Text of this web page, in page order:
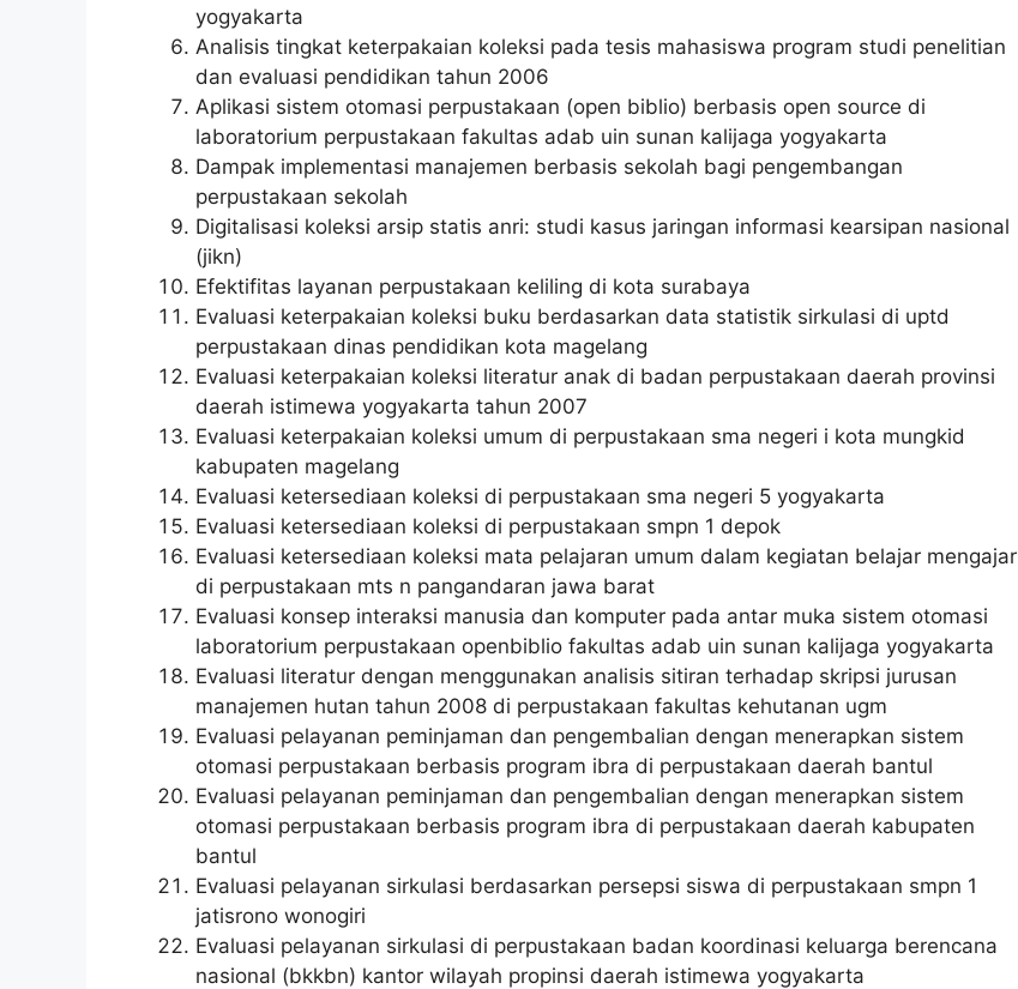
yogyakarta
Analisis tingkat keterpakaian koleksi pada tesis mahasiswa program studi penelitian
dan evaluasi pendidikan tahun 2006
Aplikasi sistem otomasi perpustakaan (open biblio) berbasis open source di
laboratorium perpustakaan fakultas adab uin sunan kalijaga yogyakarta
Dampak implementasi manajemen berbasis sekolah bagi pengembangan
perpustakaan sekolah
Digitalisasi koleksi arsip statis anri: studi kasus jaringan informasi kearsipan nasional
(jikn)
Efektifitas layanan perpustakaan keliling di kota surabaya
Evaluasi keterpakaian koleksi buku berdasarkan data statistik sirkulasi di uptd
perpustakaan dinas pendidikan kota magelang
Evaluasi keterpakaian koleksi literatur anak di badan perpustakaan daerah provinsi
daerah istimewa yogyakarta tahun 2007
Evaluasi keterpakaian koleksi umum di perpustakaan sma negeri i kota mungkid
kabupaten magelang
Evaluasi ketersediaan koleksi di perpustakaan sma negeri 5 yogyakarta
Evaluasi ketersediaan koleksi di perpustakaan smpn 1 depok
Evaluasi ketersediaan koleksi mata pelajaran umum dalam kegiatan belajar mengajar
di perpustakaan mts n pangandaran jawa barat
Evaluasi konsep interaksi manusia dan komputer pada antar muka sistem otomasi
laboratorium perpustakaan openbiblio fakultas adab uin sunan kalijaga yogyakarta
Evaluasi literatur dengan menggunakan analisis sitiran terhadap skripsi jurusan
manajemen hutan tahun 2008 di perpustakaan fakultas kehutanan ugm
Evaluasi pelayanan peminjaman dan pengembalian dengan menerapkan sistem
otomasi perpustakaan berbasis program ibra di perpustakaan daerah bantul
Evaluasi pelayanan peminjaman dan pengembalian dengan menerapkan sistem
otomasi perpustakaan berbasis program ibra di perpustakaan daerah kabupaten
bantul
Evaluasi pelayanan sirkulasi berdasarkan persepsi siswa di perpustakaan smpn 1
jatisrono wonogiri
Evaluasi pelayanan sirkulasi di perpustakaan badan koordinasi keluarga berencana
nasional (bkkbn) kantor wilayah propinsi daerah istimewa yogyakarta